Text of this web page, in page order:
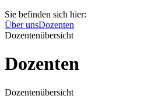
Sie befinden sich hier:
Über unsDozenten
Dozentenübersicht
Dozenten
Dozentenübersicht